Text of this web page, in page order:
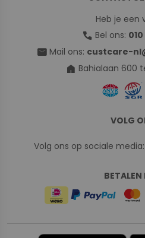
Heb je een
call Bel ons:
mail Mail ons: custcare-
home Bahialaan 600
VOLG
Volg ons op sociale media:
BETALEN